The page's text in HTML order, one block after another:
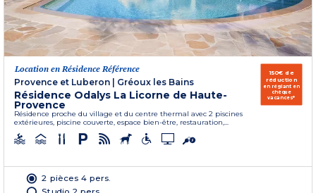
Location en Résidence Référence
Provence et Luberon | Gréoux les Bains
Résidence Odalys La Licorne de Haute-
Provence
Résidence proche du village et du centre thermal avec 2 piscines
extérieures, piscine couverte, espace bien-être, restauration,...
150€ de
réduction
en réglant en
chèque
vacances*
2 pièces 4 pers.